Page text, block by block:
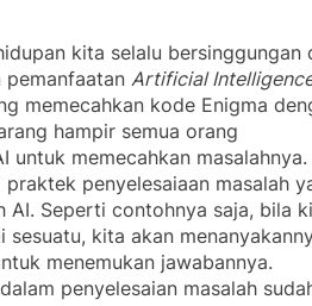
kita selalu bersinggungan
pemanfaatan Artificial
memecahkan kode Enigma
hampir semua orang
untuk memecahkan masalahnya.
penyelesaiaan masalah
AI. Seperti contohnya saja, bila
sesuatu, kita akan
menemukan jawabannya.
penyelesaian masalah